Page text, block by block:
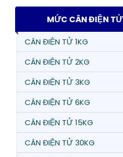
MỨC CÂN ĐIỆN TỬ
CÂN ĐIỆN TỬ 1KG
CÂN ĐIỆN TỬ 2KG
CÂN ĐIỆN TỬ 3KG
CÂN ĐIỆN TỬ 6KG
CÂN ĐIỆN TỬ 15KG
CÂN ĐIỆN TỬ 30KG